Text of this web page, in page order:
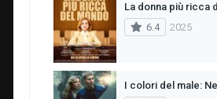
6.4
2025
I colori del male: